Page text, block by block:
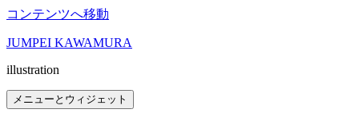
コンテンツへ移動
JUMPEI KAWAMURA
illustration
メニューとウィジェット